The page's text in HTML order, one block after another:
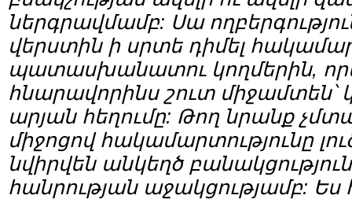
ներգրավմամբ: Սա
վերստին ի սրտե դիմել
պատասխանատու կողմերին,
հնարավորինս շուտ միջամտեն՝
արյան հեղումը: Թող նրանք
միջոցով հակամարտությունը
նվիրվեն անկեղծ
հանրության աջակցությամբ: Ես